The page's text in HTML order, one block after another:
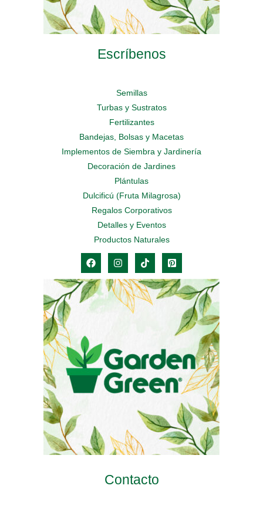
Escríbenos
Semillas
Turbas y Sustratos
Fertilizantes
Bandejas, Bolsas y Macetas
Implementos de Siembra y Jardinería
Decoración de Jardines
Plántulas
Dulcificú (Fruta Milagrosa)
Regalos Corporativos
Detalles y Eventos
Productos Naturales
Contacto